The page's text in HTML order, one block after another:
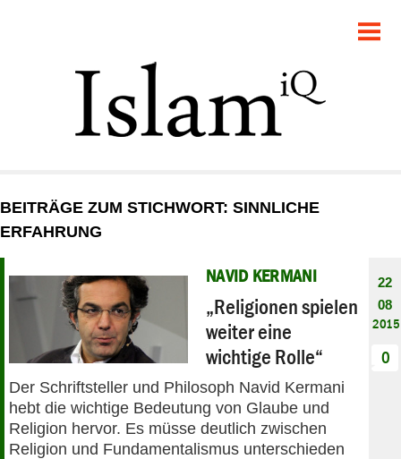
GESELLSCHAFT
STARTSEITE
PANORAMA
BEITRÄGE ZUM STICHWORT: SINNLICHE
ERFAHRUNG
NAVID KERMANI
„Religionen spielen
weiter eine
wichtige Rolle“
Der Schriftsteller und Philosoph Navid Kermani
hebt die wichtige Bedeutung von Glaube und
Religion hervor. Es müsse deutlich zwischen
Religion und Fundamentalismus unterschieden
22
08
2015
0